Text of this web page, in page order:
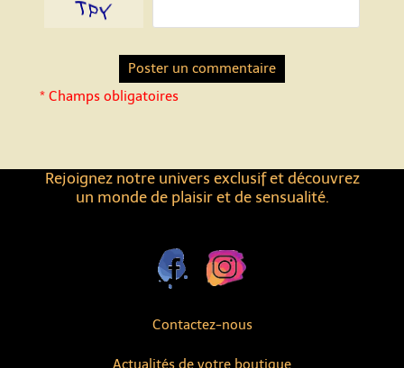
Contactez-nous
Actualités de votre boutique
Rejoignez notre univers exclusif et découvrez
un monde de plaisir et de sensualité.
* Champs obligatoires